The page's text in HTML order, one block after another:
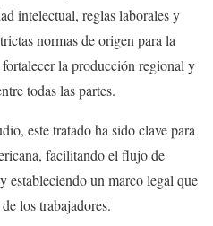
intelectual, reglas laborales y
normas de origen para la
la producción regional y
todas las partes.
este tratado ha sido clave para
facilitando el flujo de
estableciendo un marco legal que
los trabajadores.